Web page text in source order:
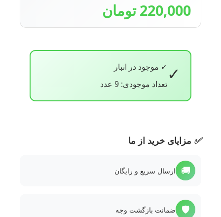
220,000 تومان
✓ ✓ موجود در انبار
تعداد موجودی: 9 عدد
✅ مزایای خرید از ما
🚚 ارسال سریع و رایگان
🛡️ ضمانت بازگشت وجه